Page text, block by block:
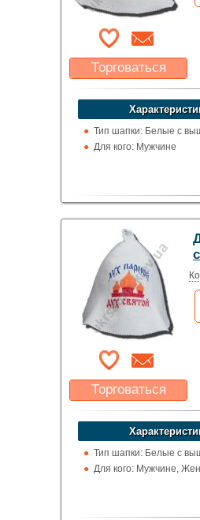
Торговаться
Какая цена Вас
устроит?
Указать цену
Тип шапки: Белые с
Для кого: Мужчине
Торговаться
Какая цена Вас
устроит?
Указать цену
Тип шапки: Белые с
Для кого: Мужчине,